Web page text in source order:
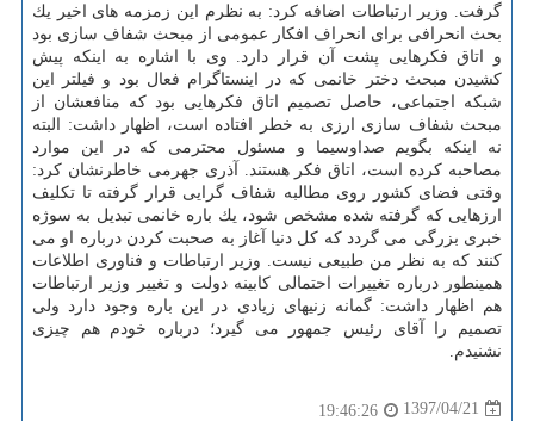
گرفت. وزیر ارتباطات اضافه كرد: به نظرم این زمزمه های اخیر یك
بحث انحرافی برای انحراف افكار عمومی از مبحث شفاف سازی بود
و اتاق فكرهایی پشت آن قرار دارد. وی با اشاره به اینكه پیش
كشیدن مبحث دختر خانمی كه در اینستاگرام فعال بود و فیلتر این
شبكه اجتماعی، حاصل تصمیم اتاق فكرهایی بود كه منافعشان از
مبحث شفاف سازی ارزی به خطر افتاده است، اظهار داشت: البته
نه اینكه بگویم صداوسیما و مسئول محترمی كه در این موارد
مصاحبه كرده است، اتاق فكر هستند. آذری جهرمی خاطرنشان كرد:
وقتی فضای كشور روی مطالبه شفاف گرایی قرار گرفته تا تكلیف
ارزهایی كه گرفته شده مشخص شود، یك باره خانمی تبدیل به سوژه
خبری بزرگی می گردد كه كل دنیا آغاز به صحبت كردن درباره او می
كنند كه به نظر من طبیعی نیست. وزیر ارتباطات و فناوری اطلاعات
همینطور درباره تغییرات احتمالی كابینه دولت و تغییر وزیر ارتباطات
هم اظهار داشت: گمانه زنیهای زیادی در این باره وجود دارد ولی
تصمیم را آقای رئیس جمهور می گیرد؛ درباره خودم هم چیزی
نشنیدم.
1397/04/21
19:46:26